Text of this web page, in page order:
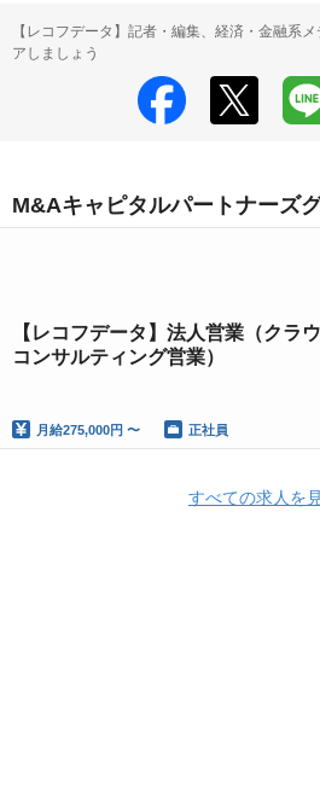
【レコフデータ】記者・編集、経済・金融系
アしましょう
M&Aキャピタルパートナーズ
【レコフデータ】法人営業（クラ
コンサルティング営業）
月給275,000円 〜 正社員
すべての求人を